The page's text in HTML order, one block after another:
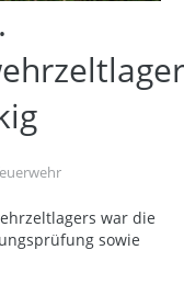
war die
sowie